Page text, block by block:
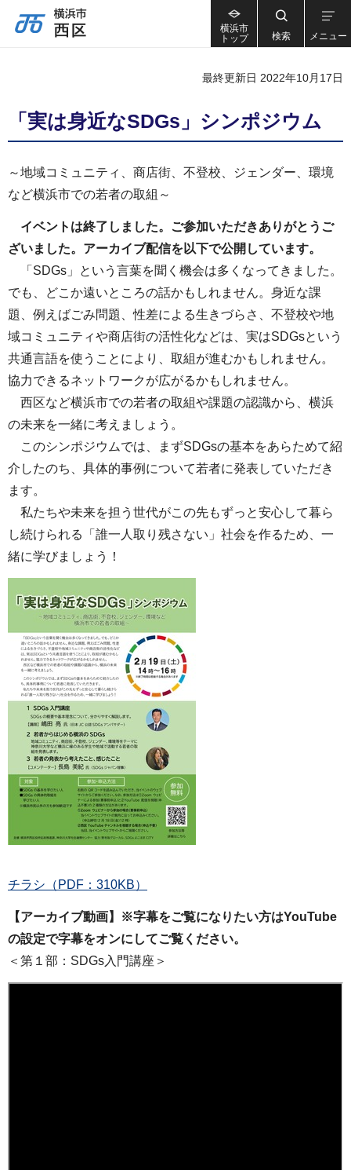
横浜市
トップ
検索 メニュー
最終更新日 2022年10月17日
「実は身近なSDGs」シンポジウム
～地域コミュニティ、商店街、不登校、ジェンダー、環境
など横浜市での若者の取組～
イベントは終了しました。ご参加いただきありがとうご
ざいました。アーカイブ配信を以下で公開しています。
「SDGs」という言葉を聞く機会は多くなってきました。
でも、どこか遠いところの話かもしれません。身近な課
題、例えばごみ問題、性差による生きづらさ、不登校や地
域コミュニティや商店街の活性化などは、実はSDGsという
共通言語を使うことにより、取組が進むかもしれません。
協力できるネットワークが広がるかもしれません。
西区など横浜市での若者の取組や課題の認識から、横浜
の未来を一緒に考えましょう。
このシンポジウムでは、まずSDGsの基本をあらためて紹
介したのち、具体的事例について若者に発表していただき
ます。
私たちや未来を担う世代がこの先もずっと安心して暮ら
し続けられる「誰一人取り残さない」社会を作るため、一
緒に学びましょう！
チラシ（PDF：310KB）
【アーカイブ動画】※字幕をご覧になりたい方はYouTube
の設定で字幕をオンにしてご覧ください。
＜第１部：SDGs入門講座＞